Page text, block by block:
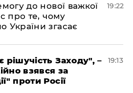
до нової важкої
про те, чому
України згасає
19:22
рішучість Заходу", –
взявся за
проти Росії
19:13